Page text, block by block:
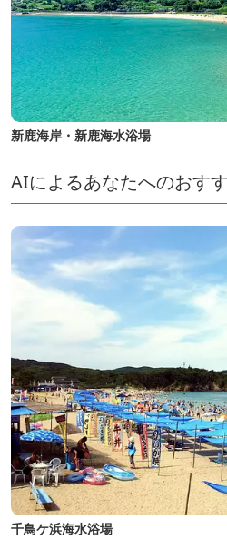
新鹿海岸・新鹿海水浴場
AIによるあなたへのおす
千鳥ケ浜海水浴場